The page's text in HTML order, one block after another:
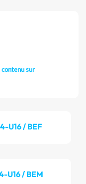
contenu sur
U16 / BEF
U16 / BEM